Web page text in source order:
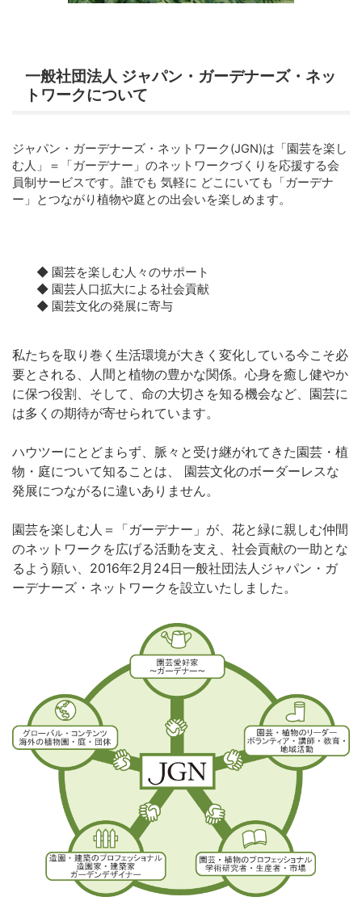
一般社団法人 ジャパン・ガーデナーズ・ネッ
トワークについて
ジャパン・ガーデナーズ・ネットワーク(JGN)は「園芸を楽し
む人」＝「ガーデナー」のネットワークづくりを応援する会
員制サービスです。誰でも 気軽に どこにいても「ガーデナ
ー」とつながり植物や庭との出会いを楽しめます。
◆ 園芸を楽しむ人々のサポート
◆ 園芸人口拡大による社会貢献
◆ 園芸文化の発展に寄与
私たちを取り巻く生活環境が大きく変化している今こそ必
要とされる、人間と植物の豊かな関係。心身を癒し健やか
に保つ役割、そして、命の大切さを知る機会など、園芸に
は多くの期待が寄せられています。
ハウツーにとどまらず、脈々と受け継がれてきた園芸・植
物・庭について知ることは、 園芸文化のボーダーレスな
発展につながるに違いありません。
園芸を楽しむ人＝「ガーデナー」が、花と緑に親しむ仲間
のネットワークを広げる活動を支え、社会貢献の一助とな
るよう願い、2016年2月24日一般社団法人ジャパン・ガ
ーデナーズ・ネットワークを設立いたしました。